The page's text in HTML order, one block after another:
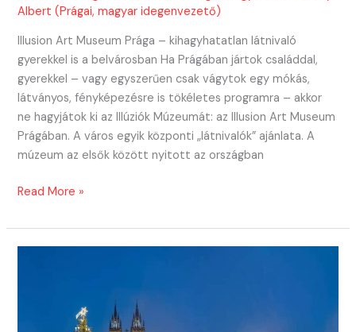
Albert (Prágai, magyar idegenvezető)
Illusion Art Museum Prága – kihagyhatatlan látnivaló
gyerekkel is a belvárosban Ha Prágában jártok családdal,
gyerekkel – vagy egyszerűen csak vágytok egy mókás,
látványos, fényképezésre is tökéletes programra – akkor
ne hagyjátok ki az Illúziók Múzeumát: az Illusion Art Museum
Prágában. A város egyik központi „látnivalók” ajánlata. A
múzeum az elsők között nyitott az országban
Látnivalók
gyerekkel
Read More »